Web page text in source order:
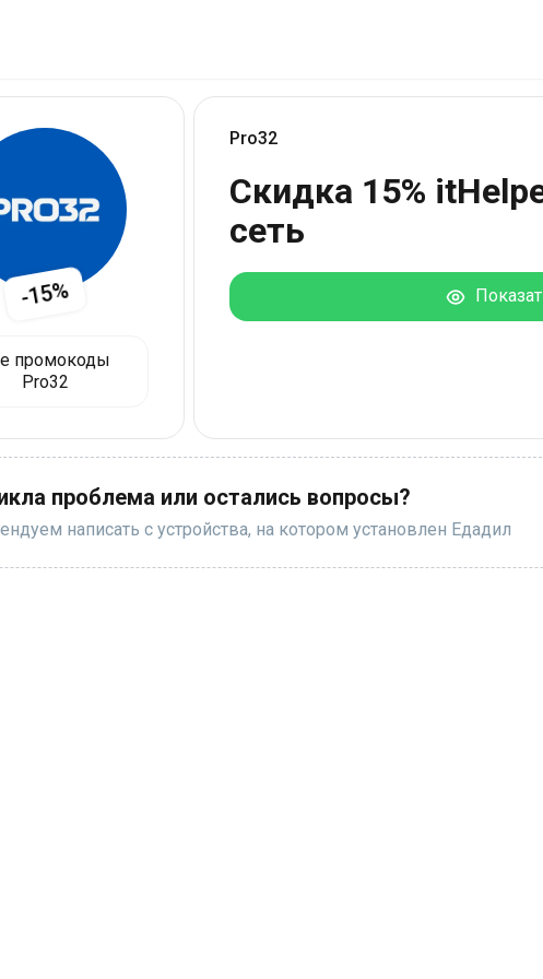
-15%
промокоды
Pro32
Pro32
Скидка 15%
сеть
проблема или остались вопросы?
написать с устройства, на котором установлен Едадил